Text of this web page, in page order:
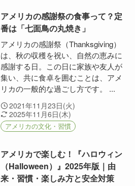
アメリカの感謝祭の食事って？定
番は「七面鳥の丸焼き」
アメリカの感謝祭（Thanksgiving）
は、秋の収穫を祝い、自然の恵みに
感謝する日。この日に家族や友人が
集い、共に食卓を囲むことは、アメ
リカの一般的な過ごし方です。 ...
2021年11月23日(火)
2025年11月6日(木)
アメリカの文化・習慣
アメリカで楽しむ！『ハロウィン
（Halloween）』2025年版｜由
来・習慣・楽しみ方と安全対策